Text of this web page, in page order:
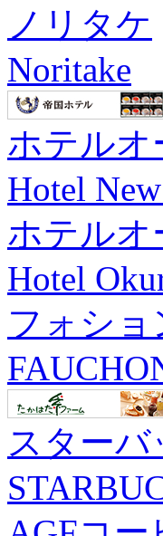
ノリタケ
Noritake
ホテルオ
Hotel
ホテルオ
Hotel
フォショ
スターバ